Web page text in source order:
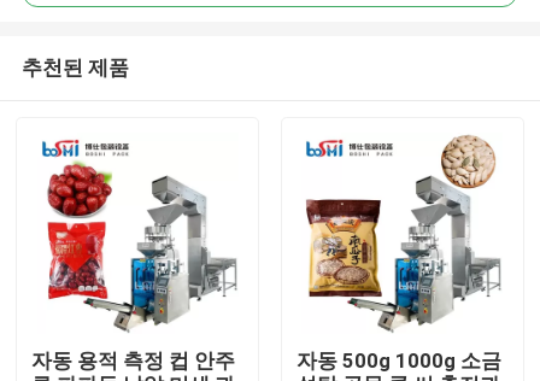
추천된 제품
자동 용적 측정 컵 안주
자동 500g 1000g 소금